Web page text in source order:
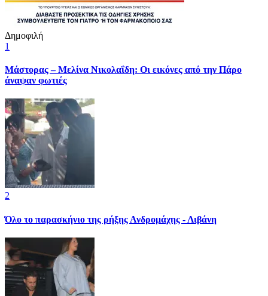
Δημοφιλή
1
Μάστορας – Μελίνα Νικολαΐδη: Οι εικόνες από την Πάρο
άναψαν φωτιές
2
Όλο το παρασκήνιο της ρήξης Ανδρομάχης - Λιβάνη